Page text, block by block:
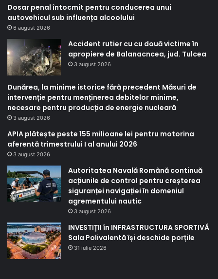
Dosar penal întocmit pentru conducerea unui
autovehicul sub influența alcoolului
6 august 2026
Accident rutier cu cu două victime în
apropiere de Balanacncea, jud. Tulcea
3 august 2026
Dunărea, la minime istorice fără precedent Măsuri de
intervenție pentru menținerea debitelor minime,
necesare pentru producția de energie nucleară
3 august 2026
APIA plătește peste 155 milioane lei pentru motorina
aferentă trimestrului I al anului 2026
3 august 2026
Autoritatea Navală Română continuă
acțiunile de control pentru creșterea
siguranței navigației în domeniul
agrementului nautic
3 august 2026
INVESTIȚII în INFRASTRUCTURA SPORTIVĂ
Sala Polivalentă își deschide porțile
31 iulie 2026